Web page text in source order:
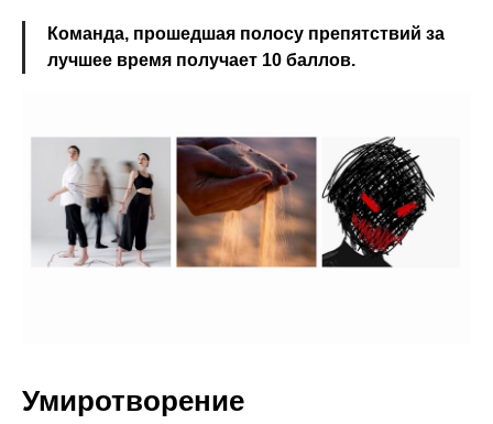
Команда, прошедшая полосу препятствий за
лучшее время получает 10 баллов.
Умиротворение